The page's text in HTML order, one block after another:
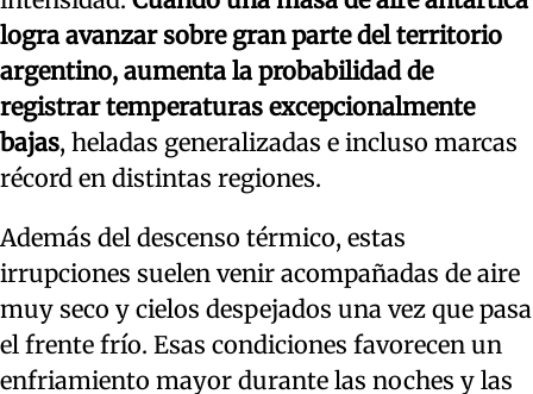
logra avanzar sobre gran parte del territorio
argentino, aumenta la probabilidad de
registrar temperaturas excepcionalmente
bajas, heladas generalizadas e incluso marcas
récord en distintas regiones.
Además del descenso térmico, estas
irrupciones suelen venir acompañadas de aire
muy seco y cielos despejados una vez que pasa
el frente frío. Esas condiciones favorecen un
enfriamiento mayor durante las noches y las